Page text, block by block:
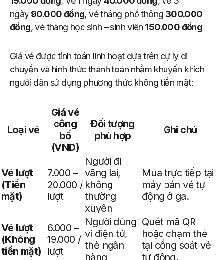
ngày 90.000 đồng, vé tháng phổ thông 300.000
đồng, vé tháng học sinh – sinh viên 150.000 đồng
Giá vé được tính toán linh hoạt dựa trên cự ly di
chuyển và hình thức thanh toán nhằm khuyến khích
người dân sử dụng phương thức không tiền mặt:
Loại vé
Giá vé
công
bố
(VND)
Đối tượng
phù hợp
Ghi chú
Vé lượt
(Tiền
mặt)
7.000 –
20.000 /
lượt
Người đi
vãng lai,
không
thường
xuyên
Mua trực tiếp tại
máy bán vé tự
động ở ga.
Vé lượt
(Không
tiền mặt)
6.000 –
19.000 /
lượt
Người dùng
ví điện tử,
thẻ ngân
hàng
Quét mã QR
hoặc chạm thẻ
tại cổng soát vé
tự động.